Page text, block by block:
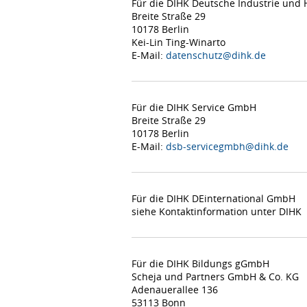
Für die DIHK Deutsche Industrie und
Breite Straße 29
10178 Berlin
Kei-Lin Ting-Winarto
E-Mail: datenschutz@dihk.de
Für die DIHK Service GmbH
Breite Straße 29
10178 Berlin
E-Mail: dsb-servicegmbh@dihk.de
Für die DIHK DEinternational GmbH
siehe Kontaktinformation unter DIHK
Für die DIHK Bildungs gGmbH
Scheja und Partners GmbH & Co. KG
Adenauerallee 136
53113 Bonn